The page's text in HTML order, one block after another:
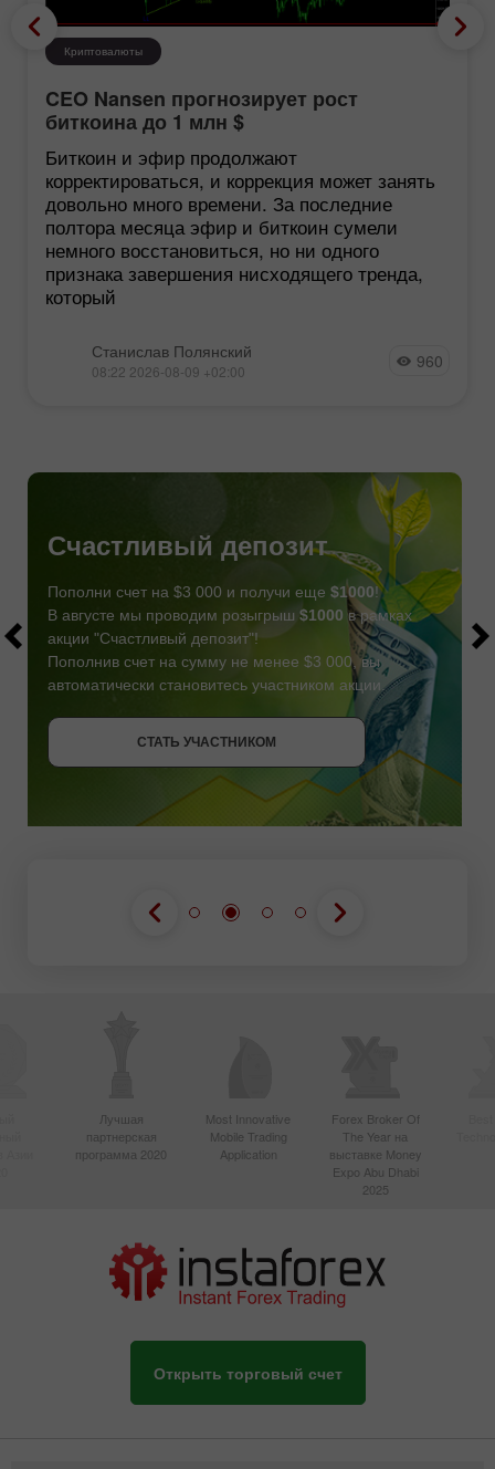
Криптовалюты
CEO Nansen прогнозирует рост
биткоина до 1 млн $
Биткоин и эфир продолжают
корректироваться, и коррекция может занять
довольно много времени. За последние
полтора месяца эфир и биткоин сумели
немного восстановиться, но ни одного
признака завершения нисходящего тренда,
который
Станислав Полянский
08:22 2026-08-09 +02:00 960
СТАТЬ УЧАСТНИКОМ
Счастливый депозит
Пополни счет на $3 000 и получи еще $1000!
В августе мы проводим розыгрыш $1000 в рамках
акции "Счастливый депозит"!
Пополнив счет на сумму не менее $3 000, вы
автоматически становитесь участником акции.
СТАТЬ УЧАСТНИКОМ
ПОЛУЧИТЬ БОНУС
Лучшая
партнерская
программа 2020
Most Innovative
Mobile Trading
Application
Forex Broker Of
The Year на
выставке Money
Expo Abu Dhabi
2025
Открыть торговый счет